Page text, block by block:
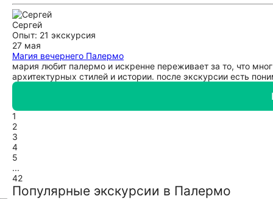
Сергей
Опыт: 21 экскурсия
27 мая
Магия вечернего Палермо
мария любит палермо и искренне переживает за то, что
архитектурных стилей и истории. после экскурсии есть
1
2
3
4
5
...
42
Популярные экскурсии в Палермо